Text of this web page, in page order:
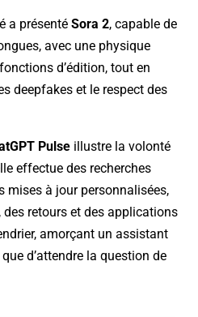
a présenté Sora 2, capable de
avec une physique
d’édition, tout en
deepfakes et le respect des
Pulse illustre la volonté
effectue des recherches
mises à jour personnalisées,
retours et des applications
amorçant un assistant
d’attendre la question de